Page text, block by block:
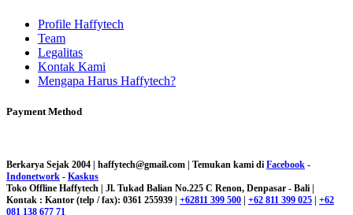
Profile Haffytech
Team
Legalitas
Kontak Kami
Mengapa Harus Haffytech?
Payment Method
Berkarya Sejak 2004 | haffytech@gmail.com | Temukan kami di Facebook -
Indonetwork - Kaskus
Toko Offline Haffytech | Jl. Tukad Balian No.225 C Renon, Denpasar - Bali |
Kontak : Kantor (telp / fax): 0361 255939 | +62811 399 500 +62 811 399 025
+62
081 138 677 71